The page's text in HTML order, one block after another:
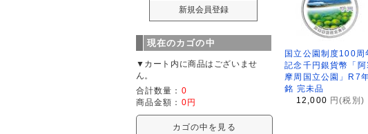
国立公園制度100周
記念千円銀貨幣「阿
摩周国立公園」R7
銘 完未品
12,000 円(税別)
現在のカゴの中
▼カート内に商品はございませ
ん。
合計数量： 0
商品金額： 0円
カゴの中を見る